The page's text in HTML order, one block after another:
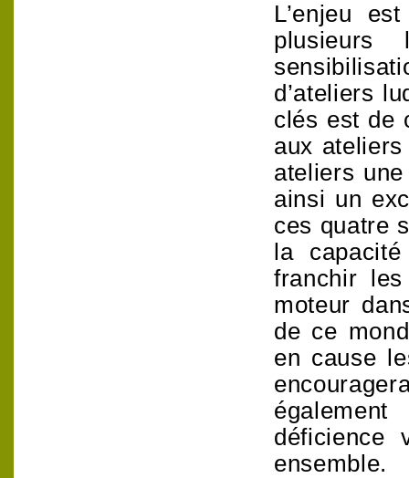
L’enjeu
plusieurs
d’ateliers
clés est de
aux
ateliers
ainsi un
ces quatre
la
franchir
moteur
de ce
en cause
déficience
ensemble.